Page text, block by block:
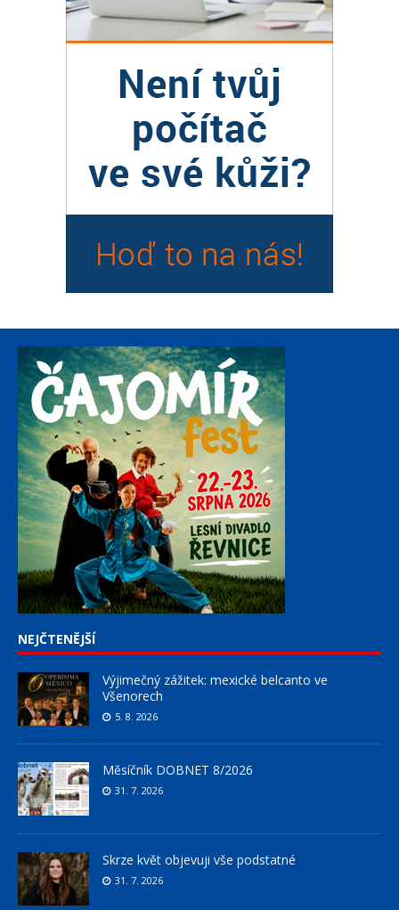
NEJČTENĚJŠÍ
Výjimečný zážitek: mexické belcanto ve
Všenorech
5. 8. 2026
Měsíčník DOBNET 8/2026
31. 7. 2026
Skrze květ objevuji vše podstatné
31. 7. 2026